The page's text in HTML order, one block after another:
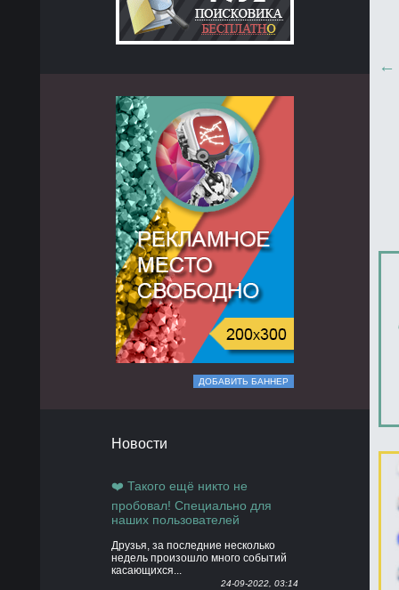
ДОБАВИТЬ БАННЕР
Новости
❤️ Такого ещё никто не
пробовал! Специально для
наших пользователей
Друзья, за последние несколько
недель произошло много событий
касающихся...
24-09-2022, 03:14
←